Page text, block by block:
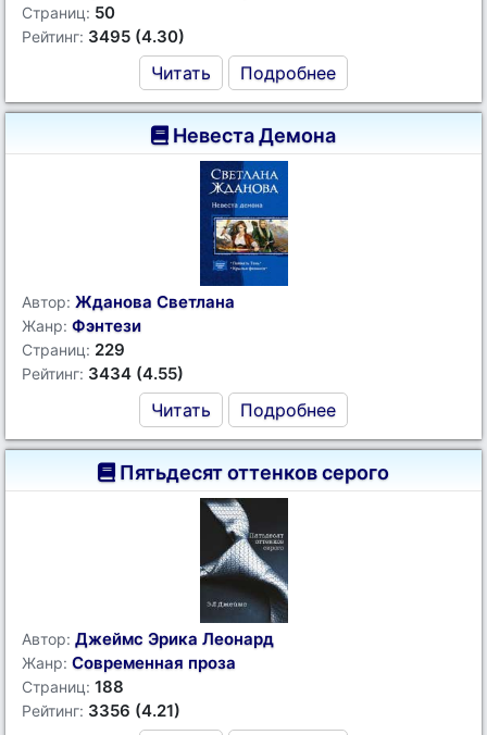
Страниц: 50
Рейтинг: 3495 (4.30)
Читать Подробнее
Невеста Демона
Автор: Жданова Светлана
Жанр: Фэнтези
Страниц: 229
Рейтинг: 3434 (4.55)
Читать Подробнее
Пятьдесят оттенков серого
Автор: Джеймс Эрика Леонард
Жанр: Современная проза
Страниц: 188
Рейтинг: 3356 (4.21)